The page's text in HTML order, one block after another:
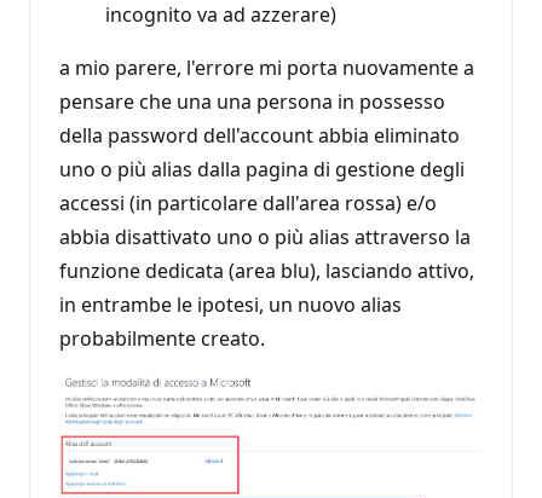
incognito va ad azzerare)
a mio parere, l'errore mi porta nuovamente a
pensare che una una persona in possesso
della password dell'account abbia eliminato
uno o più alias dalla pagina di gestione degli
accessi (in particolare dall'area rossa) e/o
abbia disattivato uno o più alias attraverso la
funzione dedicata (area blu), lasciando attivo,
in entrambe le ipotesi, un nuovo alias
probabilmente creato.